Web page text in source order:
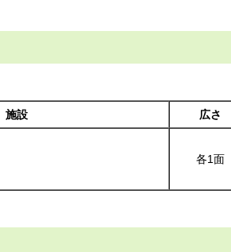
施設 広さ
各1面